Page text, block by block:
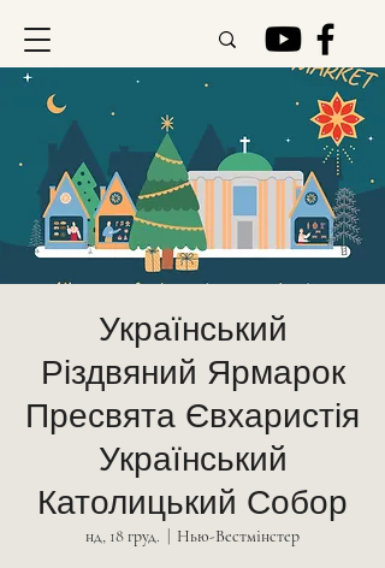
Український
Різдвяний Ярмарок
Пресвята Євхаристія
Український
Католицький Собор
нд, 18 груд. Нью-Вестмінстер